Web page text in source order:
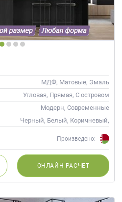
МДФ, Матовые, Эмаль
Угловая, Прямая, С островом
Модерн, Современные
Черный, Белый, Коричневый,
Белый верх темный низ
Произведено:
ОНЛАЙН РАСЧЕТ